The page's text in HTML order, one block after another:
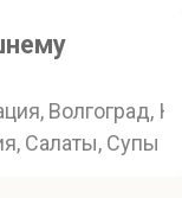
Волгоград,
Салаты, Супы